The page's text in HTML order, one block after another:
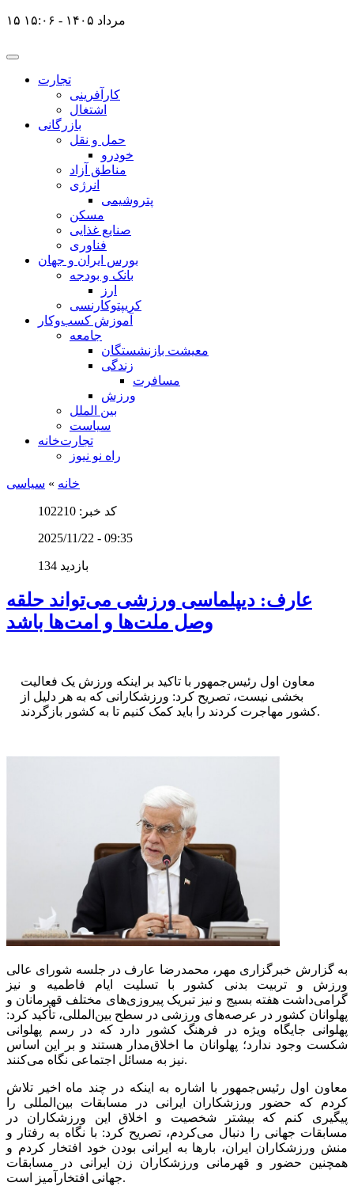
۱۵ مرداد ۱۴۰۵ - ۱۵:۰۶
تجارت
کارآفرینی
اشتغال
بازرگانی
حمل و نقل
خودرو
مناطق آزاد
انرژی
پتروشیمی
مسکن
صنایع غذایی
فناوری
بورس ایران و جهان
بانک و بودجه
ارز
کریپتوکارنسی
آموزش کسب‌وکار
جامعه
معیشت بازنشستگان
زندگی
مسافرت
ورزش
بین الملل
سیاست
تجارت‌خانه
راه نو نیوز
خانه » سیاسی
کد خبر: 102210
2025/11/22 - 09:35
134 بازدید
عارف: دیپلماسی ورزشی می‌تواند حلقه
وصل ملت‌ها و امت‌ها باشد
معاون اول رئیس‌جمهور با تاکید بر اینکه ورزش یک فعالیت
بخشی نیست، تصریح کرد: ورزشکارانی که به هر دلیل از
کشور مهاجرت کردند را باید کمک کنیم تا به کشور بازگردند.
به گزارش خبرگزاری مهر، محمدرضا عارف در جلسه شورای عالی
ورزش و تربیت بدنی کشور با تسلیت ایام فاطمیه و نیز
گرامی‌داشت هفته بسیج و نیز تبریک پیروزی‌های مختلف قهرمانان و
پهلوانان کشور در عرصه‌های ورزشی در سطح بین‌المللی، تأکید کرد:
پهلوانی جایگاه ویژه در فرهنگ کشور دارد که در رسم پهلوانی
شکست وجود ندارد؛ پهلوانان ما اخلاق‌مدار هستند و بر این اساس
نیز به مسائل اجتماعی نگاه می‌کنند.
معاون اول رئیس‌جمهور با اشاره به اینکه در چند ماه اخیر تلاش
کردم که حضور ورزشکاران ایرانی در مسابقات بین‌المللی را
پیگیری کنم که بیشتر شخصیت و اخلاق این ورزشکاران در
مسابقات جهانی را دنبال می‌کردم، تصریح کرد: با نگاه به رفتار و
منش ورزشکاران ایران، بارها به ایرانی بودن خود افتخار کردم و
همچنین حضور و قهرمانی ورزشکاران زن ایرانی در مسابقات
جهانی افتخارآمیز است.